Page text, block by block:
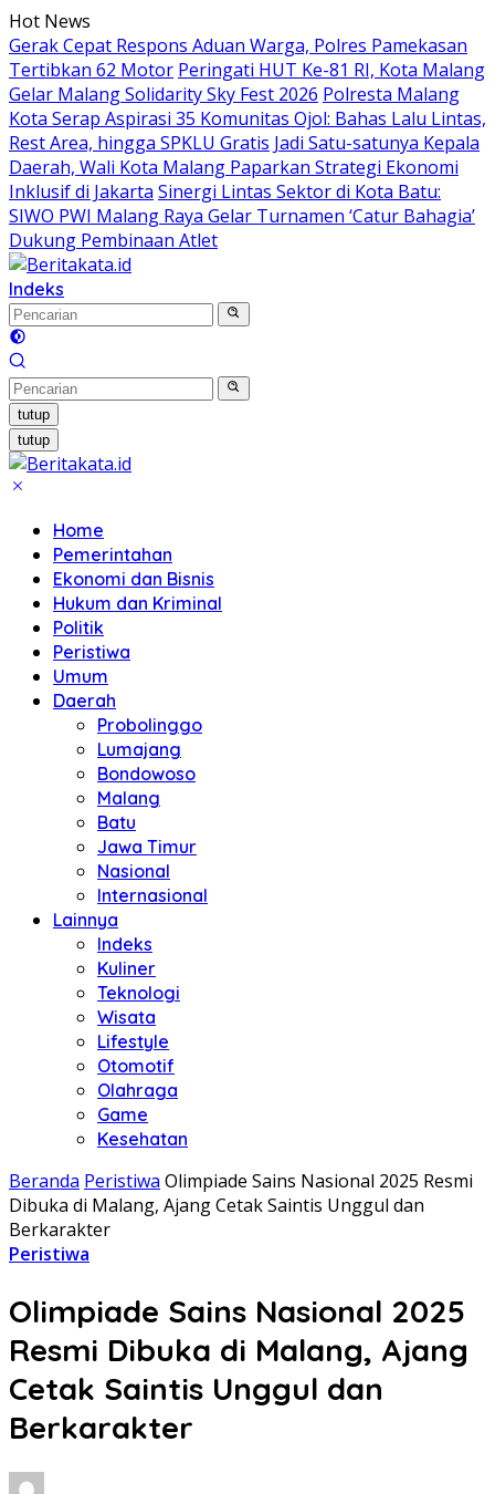
Langsung
ke
konten
Hot News
Gerak Cepat Respons Aduan Warga, Polres Pamekasan
Tertibkan 62 Motor Peringati HUT Ke-81 RI, Kota Malang
Gelar Malang Solidarity Sky Fest 2026 Polresta Malang
Kota Serap Aspirasi 35 Komunitas Ojol: Bahas Lalu Lintas,
Rest Area, hingga SPKLU Gratis Jadi Satu-satunya Kepala
Daerah, Wali Kota Malang Paparkan Strategi Ekonomi
Inklusif di Jakarta Sinergi Lintas Sektor di Kota Batu:
SIWO PWI Malang Raya Gelar Turnamen ‘Catur Bahagia’
Dukung Pembinaan Atlet
Indeks
tutup
tutup
Home
Pemerintahan
Ekonomi dan Bisnis
Hukum dan Kriminal
Politik
Peristiwa
Umum
Daerah
Probolinggo
Lumajang
Bondowoso
Malang
Batu
Jawa Timur
Nasional
Internasional
Lainnya
Indeks
Kuliner
Teknologi
Wisata
Lifestyle
Otomotif
Olahraga
Game
Kesehatan
Beranda Peristiwa Olimpiade Sains Nasional 2025 Resmi
Dibuka di Malang, Ajang Cetak Saintis Unggul dan
Berkarakter
Peristiwa
Olimpiade Sains Nasional 2025
Resmi Dibuka di Malang, Ajang
Cetak Saintis Unggul dan
Berkarakter